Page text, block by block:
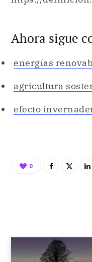
Ahora sigue
energías
agricultura
efecto
0